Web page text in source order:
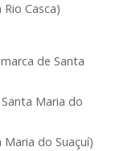
Casca)
de Santa
Maria do
Maria do Suaçuí)